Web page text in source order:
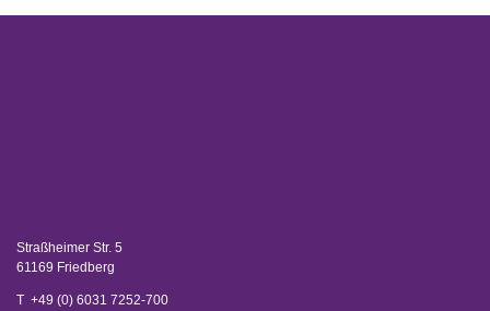
Straßheimer Str. 5
61169 Friedberg
T +49 (0) 6031 7252-700